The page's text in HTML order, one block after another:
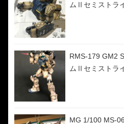
ムⅡセミストラ
RMS-179 GM2
ムⅡセミストラ
MG 1/100 MS-